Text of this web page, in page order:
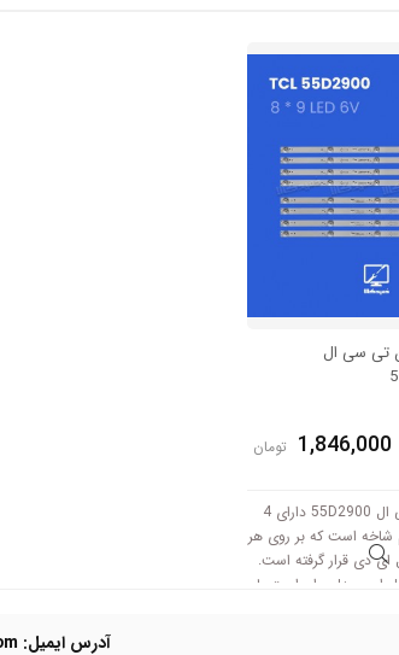
تی سی ال
1,846,000 تومان
بک لایت تی سی ال 55D2900 دارای 4
کامل و 8 نیم شاخه است که بر روی هر
آن 9 ال ای دی قرار گرفته است.
این مدل برابر است با
آدرس ایمیل: Domidkala@gmail.com